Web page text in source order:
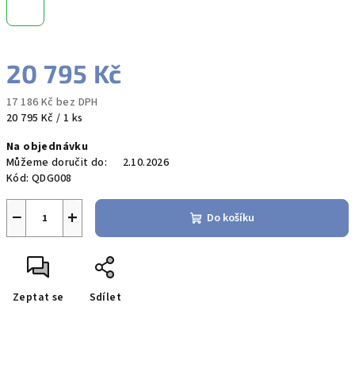
20 795 Kč
17 186 Kč bez DPH
Měrná
20 795 Kč / 1 ks
Na objednávku
Můžeme doručit do:
2.10.2026
Kód: QDG008
+
− Do košíku
Zeptat se Sdílet